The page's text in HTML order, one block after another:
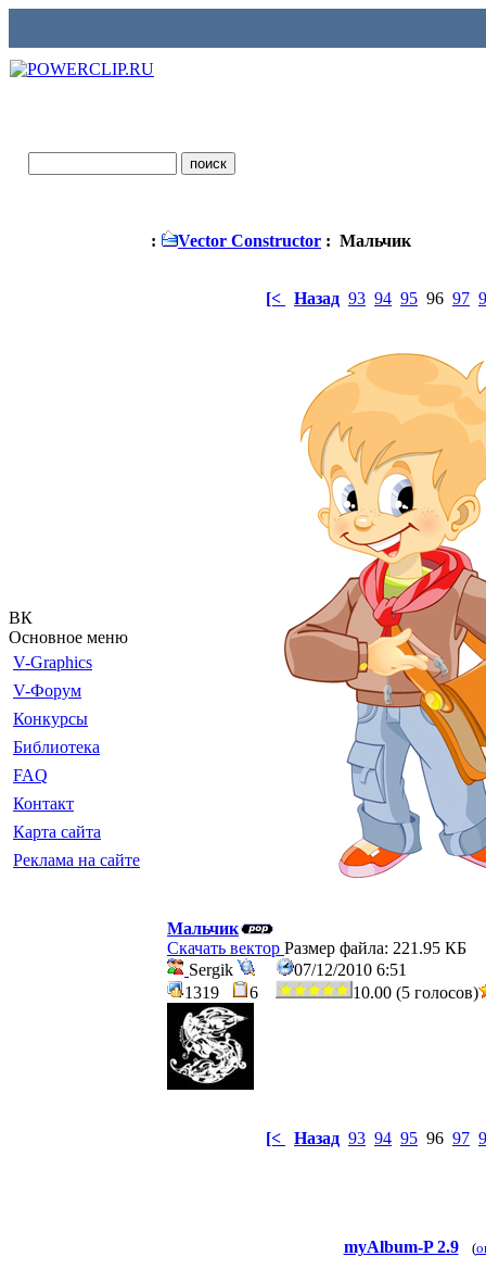
ВК
Основное меню
V-Graphics
V-Форум
Конкурсы
Библиотека
FAQ
Контакт
Карта сайта
Реклама на сайте
: Vector Constructor : Мальчик
[< Назад 93 94 95 96 97
Мальчик
Скачать вектор Размер файла: 221.95 КБ
Sergik
07/12/2010 6:51
1319
6 10.00 (5 голосов)
[< Назад 93 94 95 96 97
myAlbum-P 2.9 (